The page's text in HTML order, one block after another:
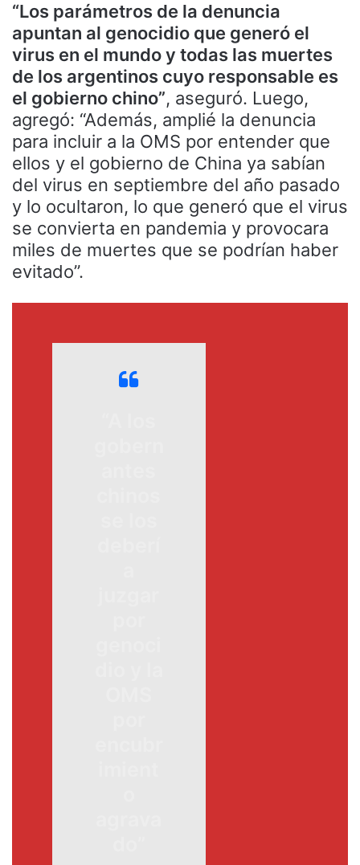
“Los parámetros de la denuncia
apuntan al genocidio que generó el
virus en el mundo y todas las muertes
de los argentinos cuyo responsable es
el gobierno chino”, aseguró. Luego,
agregó: “Además, amplié la denuncia
para incluir a la OMS por entender que
ellos y el gobierno de China ya sabían
del virus en septiembre del año pasado
y lo ocultaron, lo que generó que el virus
se convierta en pandemia y provocara
miles de muertes que se podrían haber
evitado”.